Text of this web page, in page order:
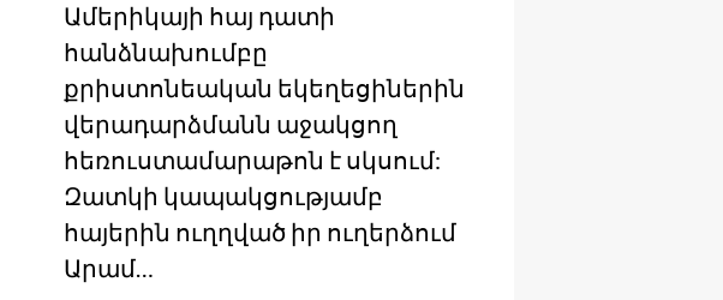
Ամերիկայի հայ դատի
հանձնախումբը
քրիստոնեական եկեղեցիներին
վերադարձմանն աջակցող
հեռուստամարաթոն է սկսում:
Զատկի կապակցությամբ
հայերին ուղղված իր ուղերձում
Արամ…